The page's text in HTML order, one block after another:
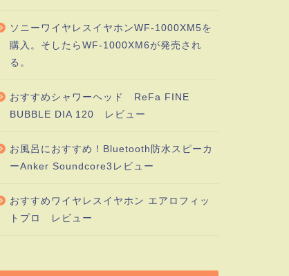
ソニーワイヤレスイヤホンWF-1000XM5を
購入。そしたらWF-1000XM6が発売され
る。
おすすめシャワーヘッド ReFa FINE
BUBBLE DIA 120 レビュー
お風呂におすすめ！Bluetooth防水スピーカ
ーAnker Soundcore3レビュー
おすすめワイヤレスイヤホン エアロフィッ
トプロ レビュー